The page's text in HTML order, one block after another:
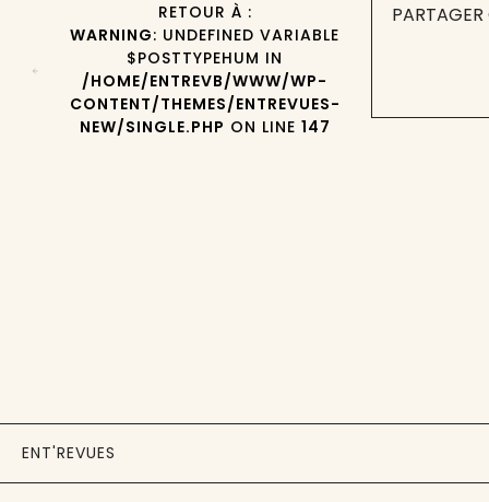
RETOUR À :
WARNING: UNDEFINED VARIABLE
$POSTTYPEHUM IN
/HOME/ENTREVB/WWW/WP-
CONTENT/THEMES/ENTREVUES-
NEW/SINGLE.PHP ON LINE 147
ENT'REVUES